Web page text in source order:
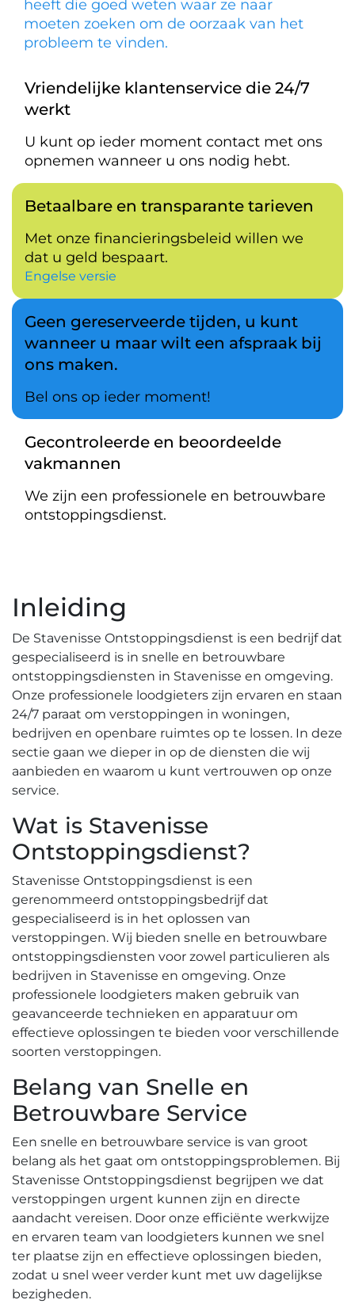
heeft die goed weten waar ze naar
moeten zoeken om de oorzaak van het
probleem te vinden.
Vriendelijke klantenservice die 24/7
werkt
U kunt op ieder moment contact met ons
opnemen wanneer u ons nodig hebt.
Betaalbare en transparante tarieven
Met onze financieringsbeleid willen we
dat u geld bespaart.
Engelse versie
Geen gereserveerde tijden, u kunt
wanneer u maar wilt een afspraak bij
ons maken.
Bel ons op ieder moment!
Gecontroleerde en beoordeelde
vakmannen
We zijn een professionele en betrouwbare
ontstoppingsdienst.
Inleiding
De Stavenisse Ontstoppingsdienst is een bedrijf dat
gespecialiseerd is in snelle en betrouwbare
ontstoppingsdiensten in Stavenisse en omgeving.​
Onze professionele loodgieters zijn ervaren en staan
24/7 paraat om verstoppingen in woningen,
bedrijven en openbare ruimtes op te lossen.​ In deze
sectie gaan we dieper in op de diensten die wij
aanbieden en waarom u kunt vertrouwen op onze
service.
Wat is Stavenisse
Ontstoppingsdienst?​
Stavenisse Ontstoppingsdienst is een
gerenommeerd ontstoppingsbedrijf dat
gespecialiseerd is in het oplossen van
verstoppingen.​ Wij bieden snelle en betrouwbare
ontstoppingsdiensten voor zowel particulieren als
bedrijven in Stavenisse en omgeving.​ Onze
professionele loodgieters maken gebruik van
geavanceerde technieken en apparatuur om
effectieve oplossingen te bieden voor verschillende
soorten verstoppingen.
Belang van Snelle en
Betrouwbare Service
Een snelle en betrouwbare service is van groot
belang als het gaat om ontstoppingsproblemen.​ Bij
Stavenisse Ontstoppingsdienst begrijpen we dat
verstoppingen urgent kunnen zijn en directe
aandacht vereisen.​ Door onze efficiënte werkwijze
en ervaren team van loodgieters kunnen we snel
ter plaatse zijn en effectieve oplossingen bieden,
zodat u snel weer verder kunt met uw dagelijkse
bezigheden.​